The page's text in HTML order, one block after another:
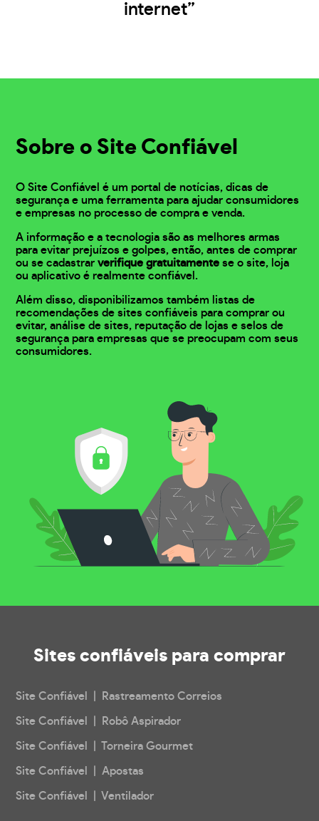
internet”
Sobre o Site Confiável
O Site Confiável é um portal de notícias, dicas de
segurança e uma ferramenta para ajudar consumidores
e empresas no processo de compra e venda.
A informação e a tecnologia são as melhores armas
para evitar prejuízos e golpes, então, antes de comprar
ou se cadastrarverifique gratuitamente se o site, loja
ou aplicativo é realmente confiável.
Além disso, disponibilizamos também listas de
recomendações de sites confiáveis para comprar ou
evitar, análise de sites, reputação de lojas e selos de
segurança para empresas que se preocupam com seus
consumidores.
Sites confiáveis para comprar
Site Confiável | Rastreamento Correios
Site Confiável | Robô Aspirador
Site Confiável | Torneira Gourmet
Site Confiável | Apostas
Site Confiável | Ventilador